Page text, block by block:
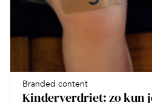
Branded content
Kinderverdriet: zo kun